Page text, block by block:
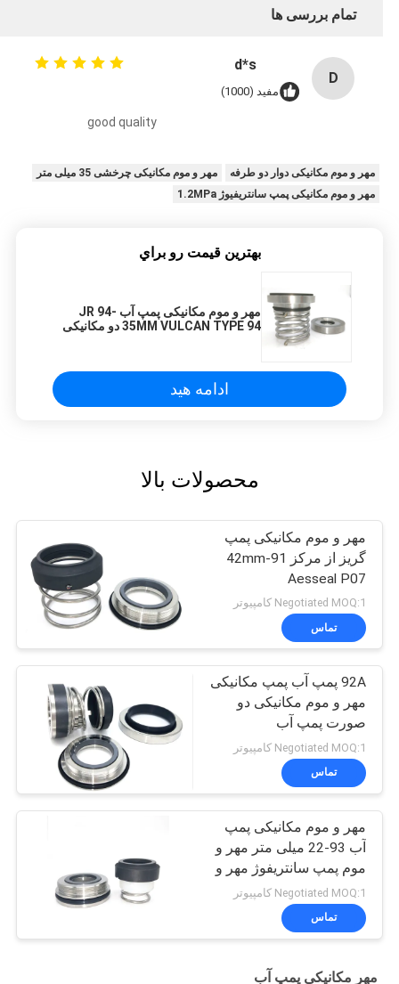
تمام بررسی ها
D
d*s
مفید (1000)
good quality
مهر و موم مکانیکی دوار دو طرفه
مهر و موم مکانیکی چرخشی 35 میلی متر
مهر و موم مکانیکی پمپ سانتریفیوژ 1.2MPa
بهترين قيمت رو براي
مهر و موم مکانیکی پمپ آب JR 94-
35MM VULCAN TYPE 94 دو مکانیکی
ادامه هید
محصولات بالا
مهر و موم مکانیکی پمپ
گریز از مرکز 91-42mm
Aesseal P07
Negotiated MOQ:1 کامپیوتر
تماس
92A پمپ آب پمپ مکانیکی
مهر و موم مکانیکی دو
صورت پمپ آب
Negotiated MOQ:1 کامپیوتر
تماس
مهر و موم مکانیکی پمپ
آب 93-22 میلی متر مهر و
موم پمپ سانتریفوژ مهر و
موم Vulcan
Negotiated MOQ:1 کامپیوتر
تماس
مهر مکانیکی پمپ آب